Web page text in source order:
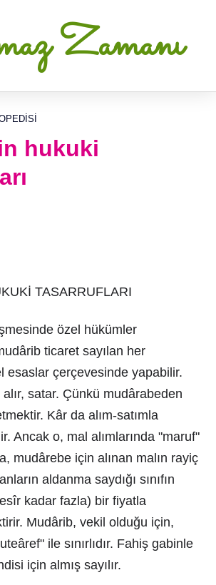
Zamanı
hukuki
TASARRUFLARI
özel hükümler
ticaret sayılan her
esaslar çerçevesinde yapabilir.
satar. Çünkü mudârabeden
Kâr da alım-satımla
Ancak o, mal alımlarında "maruf"
mudârebe için alınan malın rayiç
aldanma saydığı sınıfın
kadar fazla) bir fiyatla
Mudârib, vekil olduğu için,
ile sınırlıdır. Fahiş gabinle
için almış sayılır.